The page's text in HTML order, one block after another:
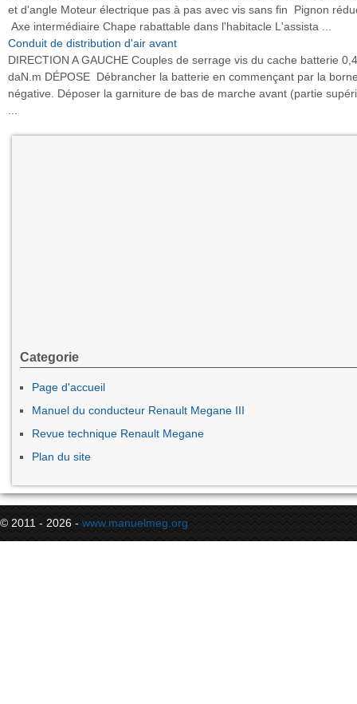
et d'angle Moteur électrique pas à pas avec vis sans fin Pignon
Axe intermédiaire Chape rabattable dans l'habitacle L'assista ...
Conduit de distribution d'air avant
DIRECTION A GAUCHE Couples de serrage vis du cache batterie 0,4
daN.m DÉPOSE Débrancher la batterie en commençant par la
négative. Déposer la garniture de bas de marche avant (partie
Categorie
Page d'accueil
Manuel du conducteur Renault Megane III
Revue technique Renault Megane
Plan du site
© 2011 - 2026 - www.manuelmeg.org